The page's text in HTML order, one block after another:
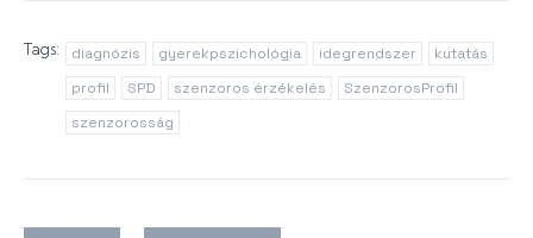
Tags: diagnózis gyerekpszichológia idegrendszer
kutatás
profil
SPD szenzoros érzékelés
SzenzorosProfil
szenzorosság